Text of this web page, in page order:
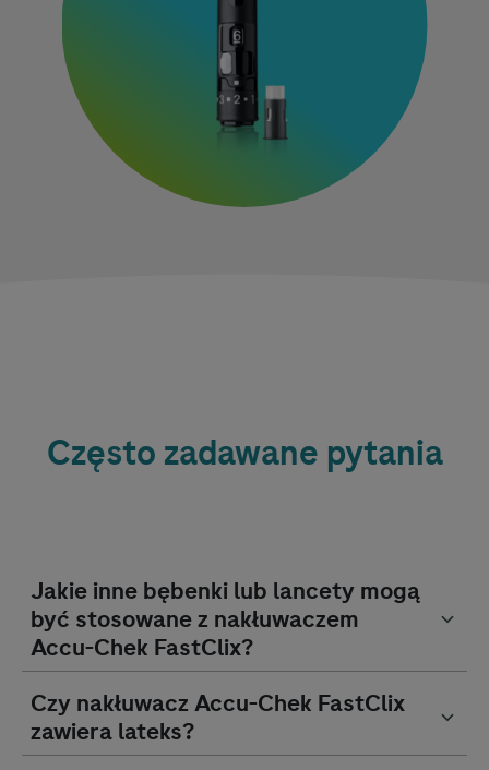
Często zadawane pytania
Jakie inne bębenki lub lancety mogą
być stosowane z nakłuwaczem
Accu-Chek FastClix?
Czy nakłuwacz Accu-Chek FastClix
zawiera lateks?